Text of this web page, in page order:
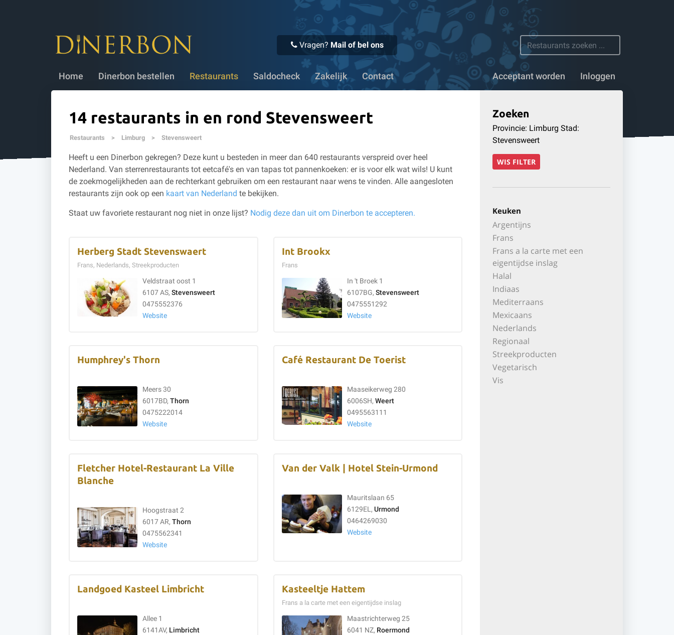
Vragen? Mail of bel ons
Home Dinerbon bestellen Restaurants Saldocheck Zakelijk Contact Acceptant worden Inloggen
✔ Voor 16:00 uur besteld, vandaag verstuurd ✔ Meer dan 1100 restaurants
14 restaurants in en rond Stevensweert
Restaurants > Limburg > Stevensweert
Heeft u een Dinerbon gekregen? Deze kunt u besteden in meer dan 640 restaurants verspreid over heel
Nederland. Van sterrenrestaurants tot eetcafé's en van tapas tot pannenkoeken: er is voor elk wat wils! U kunt
de zoekmogelijkheden aan de rechterkant gebruiken om een restaurant naar wens te vinden. Alle aangesloten
restaurants zijn ook op een kaart van Nederland te bekijken.
Staat uw favoriete restaurant nog niet in onze lijst? Nodig deze dan uit om Dinerbon te accepteren.
Herberg Stadt Stevenswaert
Frans, Nederlands, Streekproducten
Veldstraat oost 1
6107 AS, Stevensweert
0475552376
Website
Int Brookx
Frans
In 't Broek 1
6107BG, Stevensweert
0475551292
Website
Humphrey's Thorn
Meers 30
6017BD, Thorn
0475222014
Website
Café Restaurant De Toerist
Maaseikerweg 280
6006SH, Weert
0495563111
Website
Fletcher Hotel-Restaurant La Ville
Blanche
Hoogstraat 2
6017 AR, Thorn
0475562341
Website
Van der Valk | Hotel Stein-Urmond
Mauritslaan 65
6129EL, Urmond
0464269030
Website
Landgoed Kasteel Limbricht
Allee 1
6141AV, Limbricht
Kasteeltje Hattem
Frans a la carte met een eigentijdse inslag
Maastrichterweg 25
6041 NZ, Roermond
Zoeken
Provincie: Limburg Stad:
Stevensweert
WIS FILTER
Keuken
Argentijns
Frans
Frans a la carte met een
eigentijdse inslag
Halal
Indiaas
Mediterraans
Mexicaans
Nederlands
Regionaal
Streekproducten
Vegetarisch
Vis